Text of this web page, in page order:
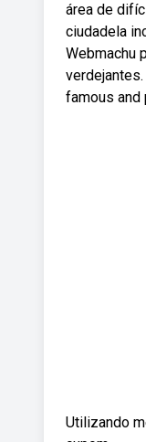
área de
ciudadela
Webmachu
famous and
Utilizando